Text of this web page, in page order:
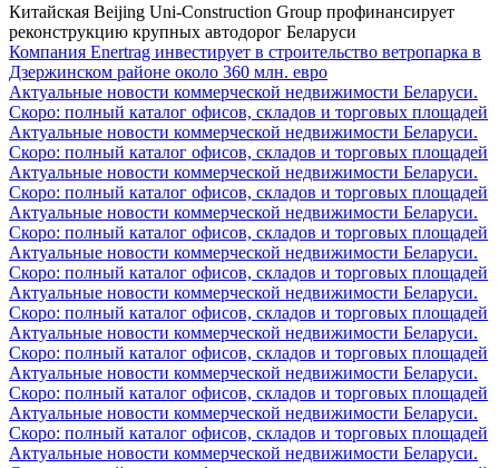
Китайская Beijing Uni-Construction Group профинансирует
реконструкцию крупных автодорог Беларуси
Компания Enertrag инвестирует в строительство ветропарка в
Дзержинском районе около 360 млн. евро
Актуальные новости коммерческой недвижимости Беларуси.
Скоро: полный каталог офисов, складов и торговых площадей
Актуальные новости коммерческой недвижимости Беларуси.
Скоро: полный каталог офисов, складов и торговых площадей
Актуальные новости коммерческой недвижимости Беларуси.
Скоро: полный каталог офисов, складов и торговых площадей
Актуальные новости коммерческой недвижимости Беларуси.
Скоро: полный каталог офисов, складов и торговых площадей
Актуальные новости коммерческой недвижимости Беларуси.
Скоро: полный каталог офисов, складов и торговых площадей
Актуальные новости коммерческой недвижимости Беларуси.
Скоро: полный каталог офисов, складов и торговых площадей
Актуальные новости коммерческой недвижимости Беларуси.
Скоро: полный каталог офисов, складов и торговых площадей
Актуальные новости коммерческой недвижимости Беларуси.
Скоро: полный каталог офисов, складов и торговых площадей
Актуальные новости коммерческой недвижимости Беларуси.
Скоро: полный каталог офисов, складов и торговых площадей
Актуальные новости коммерческой недвижимости Беларуси.